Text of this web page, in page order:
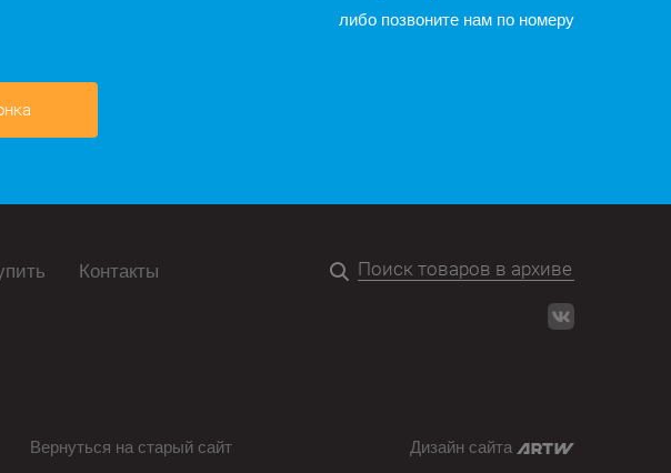
либо позвоните нам по номеру
Контакты
Вернуться на старый сайт Дизайн сайта